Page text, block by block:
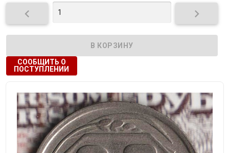
 
СООБЩИТЬ О
ПОСТУПЛЕНИИ